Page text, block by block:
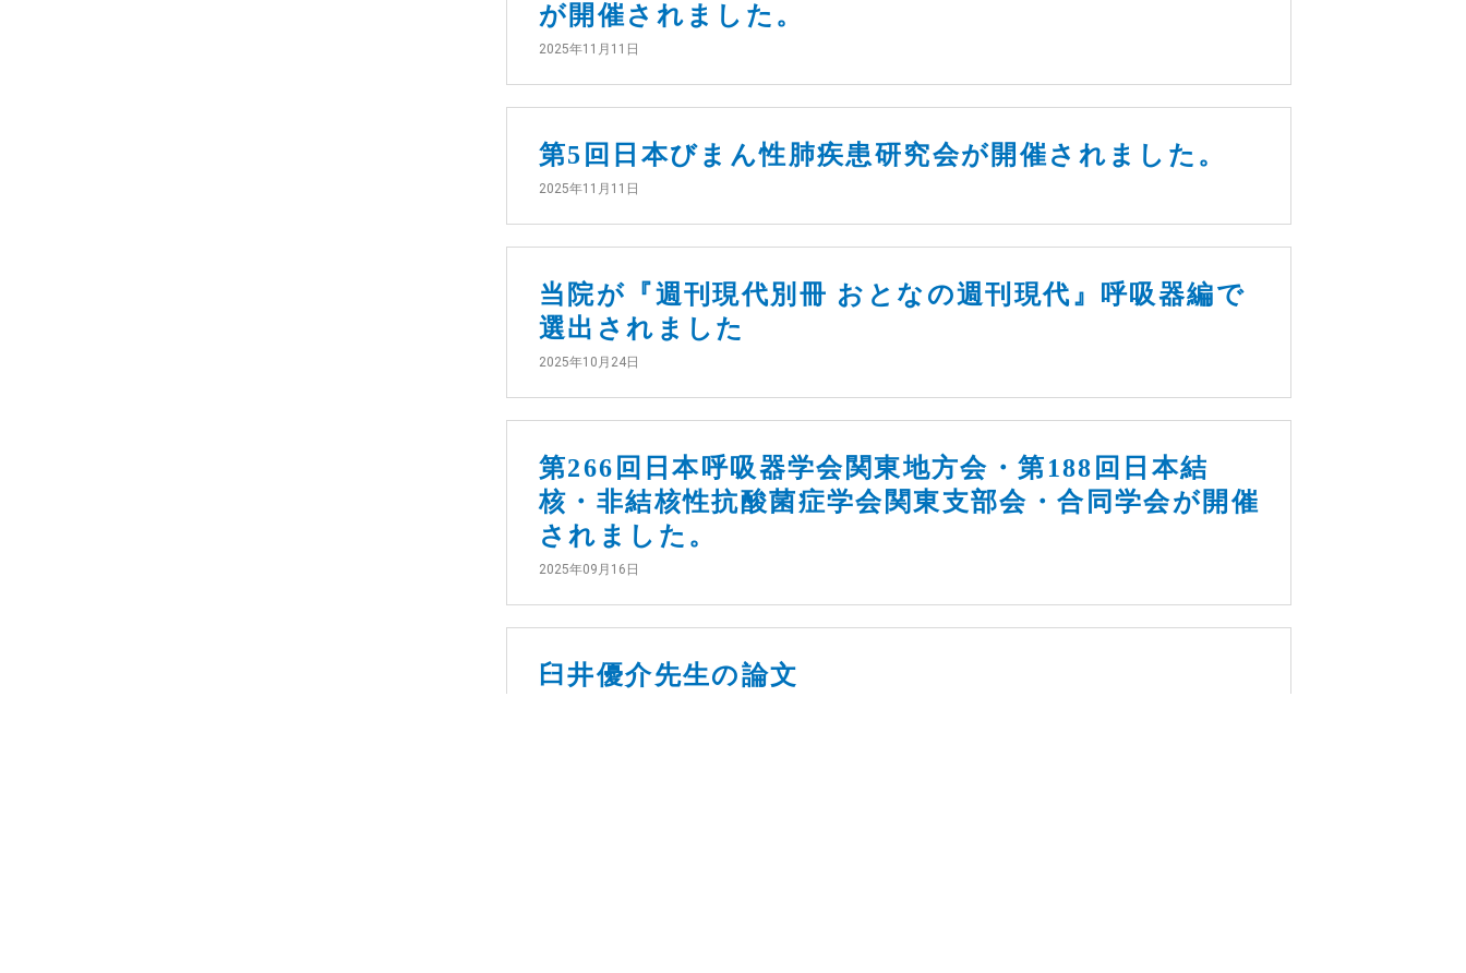
が開催されました。
2025年11月11日
第5回日本びまん性肺疾患研究会が開催されました。
2025年11月11日
当院が『週刊現代別冊 おとなの週刊現代』呼吸器編で
選出されました
2025年10月24日
第266回日本呼吸器学会関東地方会・第188回日本結
核・非結核性抗酸菌症学会関東支部会・合同学会が開催
されました。
2025年09月16日
臼井優介先生の論文